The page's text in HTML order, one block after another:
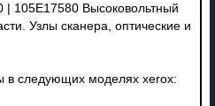
| 105E17580 Высоковольтный
Узлы сканера, оптические и
в следующих моделях xerox: